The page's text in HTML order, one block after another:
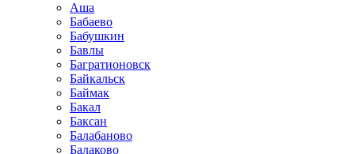
Аша
Бабаево
Бабушкин
Бавлы
Багратионовск
Байкальск
Баймак
Бакал
Баксан
Балабаново
Балаково